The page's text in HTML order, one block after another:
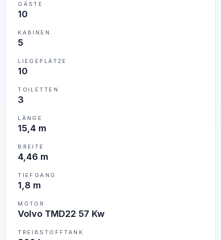
GÄSTE
10
KABINEN
5
LIEGEPLÄTZE
10
TOILETTEN
3
LÄNGE
15,4 m
BREITE
4,46 m
TIEFGANG
1,8 m
MOTOR
Volvo TMD22 57 Kw
TREIBSTOFFTANK